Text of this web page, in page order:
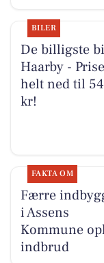
BILER
De billigste
Haarby -
helt ned til
kr!
FAKTA OM
Færre
i Assens
Kommune
indbrud